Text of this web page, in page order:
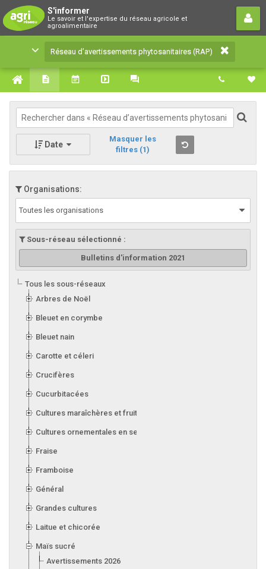
S'informer
Le savoir et l'expertise du réseau agricole et
agroalimentaire
Réseau d’avertissements
phytosanitaires (RAP)
Le savoir et l'expertise du réseau agricole et
agroalimentaire
Réseau d’avertissements phytosanitaires (RAP)
Date
Masquer les
filtres (1)
Organisations:
Toutes les organisations
Sous-réseau sélectionné :
Bulletins d'information 2021
Tous les sous-réseaux
Arbres de Noël
Bleuet en corymbe
Bleuet nain
Carotte et céleri
Crucifères
Cucurbitacées
Cultures maraîchères et fruitières en serre
Cultures ornementales en serre
Fraise
Framboise
Général
Grandes cultures
Laitue et chicorée
Maïs sucré
Avertissements 2026